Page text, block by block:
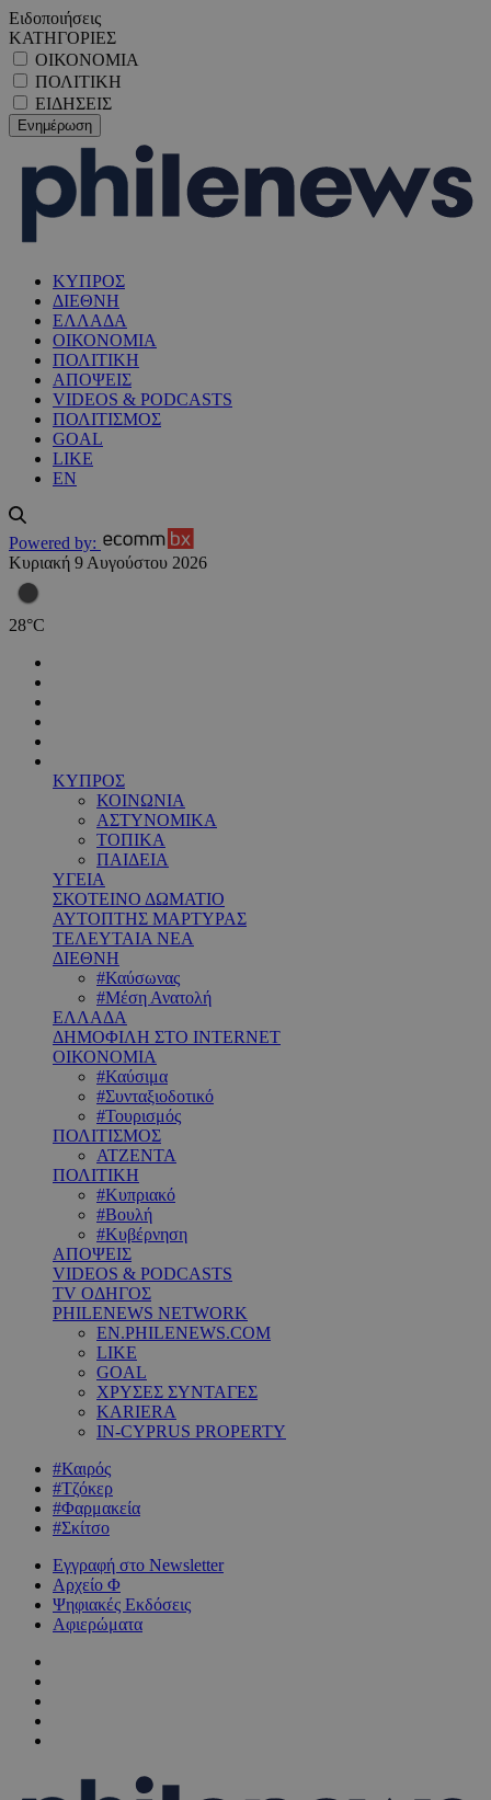
Ειδοποιήσεις
ΚΑΤΗΓΟΡΙΕΣ
ΟΙΚΟΝΟΜΙΑ
ΠΟΛΙΤΙΚΗ
ΕΙΔΗΣΕΙΣ
ΚΥΠΡΟΣ
ΔΙΕΘΝΗ
ΕΛΛΑΔΑ
ΟΙΚΟΝΟΜΙΑ
ΠΟΛΙΤΙΚΗ
ΑΠΟΨΕΙΣ
VIDEOS & PODCASTS
ΠΟΛΙΤΙΣΜΟΣ
GOAL
LIKE
EN
Powered by:
Κυριακή 9 Αυγούστου 2026
28°C
ΚΥΠΡΟΣ
ΚΟΙΝΩΝΙΑ
ΑΣΤΥΝΟΜΙΚΑ
ΤΟΠΙΚΑ
ΠΑΙΔΕΙΑ
ΥΓΕΙΑ
ΣΚΟΤΕΙΝΟ ΔΩΜΑΤΙΟ
ΑΥΤΟΠΤΗΣ ΜΑΡΤΥΡΑΣ
ΤΕΛΕΥΤΑΙΑ ΝΕΑ
ΔΙΕΘΝΗ
#Καύσωνας
#Μέση Ανατολή
ΕΛΛΑΔΑ
ΔΗΜΟΦΙΛΗ ΣΤΟ INTERNET
ΟΙΚΟΝΟΜΙΑ
#Καύσιμα
#Συνταξιοδοτικό
#Τουρισμός
ΠΟΛΙΤΙΣΜΟΣ
ΑΤΖΕΝΤΑ
ΠΟΛΙΤΙΚΗ
#Κυπριακό
#Βουλή
#Κυβέρνηση
ΑΠΟΨΕΙΣ
VIDEOS & PODCASTS
TV ΟΔΗΓΟΣ
PHILENEWS NETWORK
EN.PHILENEWS.COM
LIKE
GOAL
ΧΡΥΣΕΣ ΣΥΝΤΑΓΕΣ
KARIERA
IN-CYPRUS PROPERTY
#Καιρός
#Τζόκερ
#Φαρμακεία
#Σκίτσο
Εγγραφή στο Newsletter
Αρχείο Φ
Ψηφιακές Εκδόσεις
Αφιερώματα